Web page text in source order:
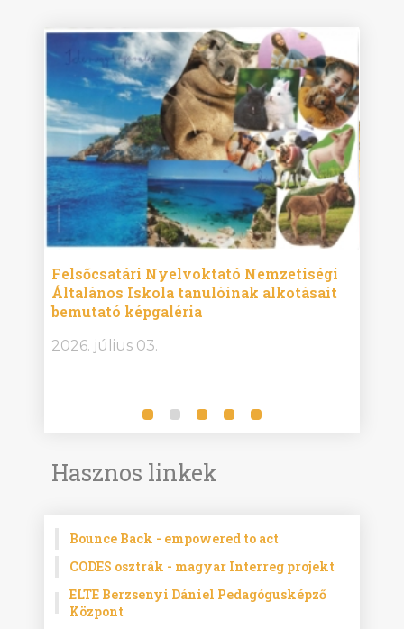
Felsőcsatári Nyelvoktató Nemzetiségi
Általános Iskola tanulóinak alkotásait
bemutató képgaléria
2026. július 03.
Hasznos linkek
Bounce Back - empowered to act
CODES osztrák - magyar Interreg projekt
ELTE Berzsenyi Dániel Pedagógusképző
Központ